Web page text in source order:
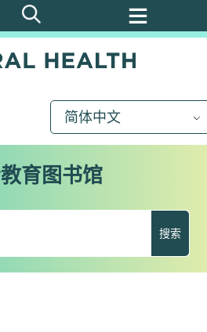
简体中文
育图书馆
搜索